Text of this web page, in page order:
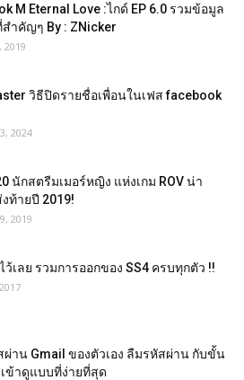
M Eternal Love :ไกด์ EP 6.0 รวมข้อมูล
ำคัญๆ By : ZNicker
2019
วิธีปิดรายชื่อเพื่อนในเฟส facebook
2024
นักสตรีมเมอร์หญิง แห่งเกม ROV น่า
ท้ายปี 2019!
2019
ว้เลย รวมการออกของ SS4 ครบทุกตัว !!
ผ่าน Gmail ของตัวเอง ลืมรหัสผ่าน กับขั้น
ข้าดูแบบที่ง่ายที่สุด